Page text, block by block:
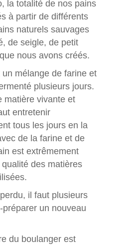
la totalité de nos pains
à partir de différents
naturels sauvages
de seigle, de petit
nous avons créés.
mélange de farine et
plusieurs jours.
matière vivante et
entretenir
tous les jours en la
de la farine et de
est extrêmement
des matières
il faut plusieurs
préparer un nouveau
du boulanger est